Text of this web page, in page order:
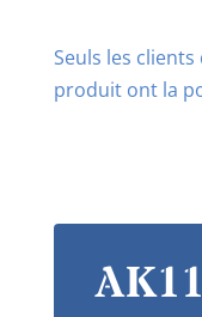
Seuls les
produit ont la